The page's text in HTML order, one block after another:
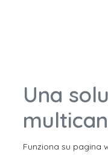
Una
Funziona su pagina